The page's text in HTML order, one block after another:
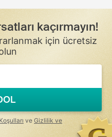
kaçırmayın!
için ücretsiz
ve Gizlilik ve